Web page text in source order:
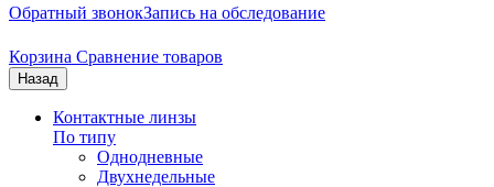
Обратный звонокЗапись на обследование
Корзина Сравнение товаров
Назад
Контактные линзы
По типу
Однодневные
Двухнедельные